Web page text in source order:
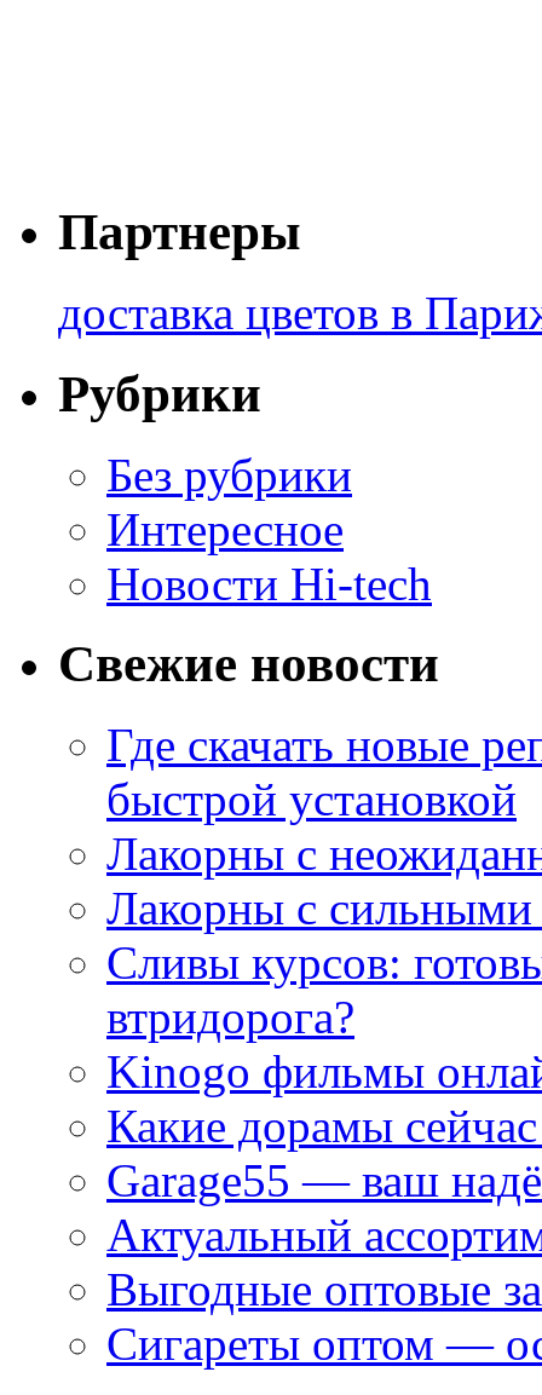
Партнеры
доставка цветов в
Рубрики
Без рубрики
Интересное
Новости Hi-tech
Свежие новости
Где скачать новые
быстрой установкой
Лакорны с
Лакорны с сильными
Сливы курсов:
втридорога?
Kinogo фильмы
Какие дорамы
Garage55 — ваш
Актуальный
Выгодные оптовые
Сигареты оптом —